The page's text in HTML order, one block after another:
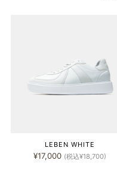
LEBEN WHITE
¥17,000 (税込¥18,700)